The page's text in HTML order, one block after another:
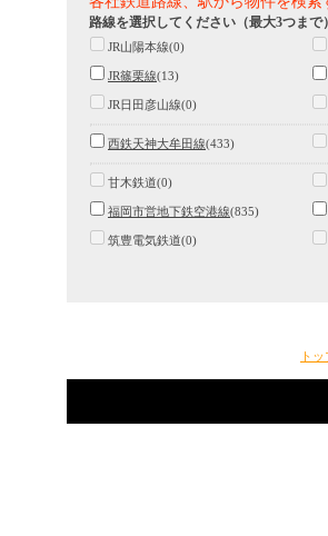
路線を選択してください（最大3つまで）
JR山陽本線(0)
JR篠栗線(13)
JR日田彦山線(0)
西鉄天神大牟田線(433)
甘木鉄道(0)
福岡市営地下鉄空港線(835)
筑豊電気鉄道(0)
ト